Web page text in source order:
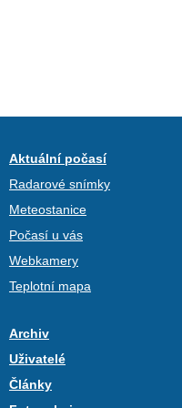
Aktuální počasí
Radarové snímky
Meteostanice
Počasí u vás
Webkamery
Teplotní mapa
Archiv
Uživatelé
Články